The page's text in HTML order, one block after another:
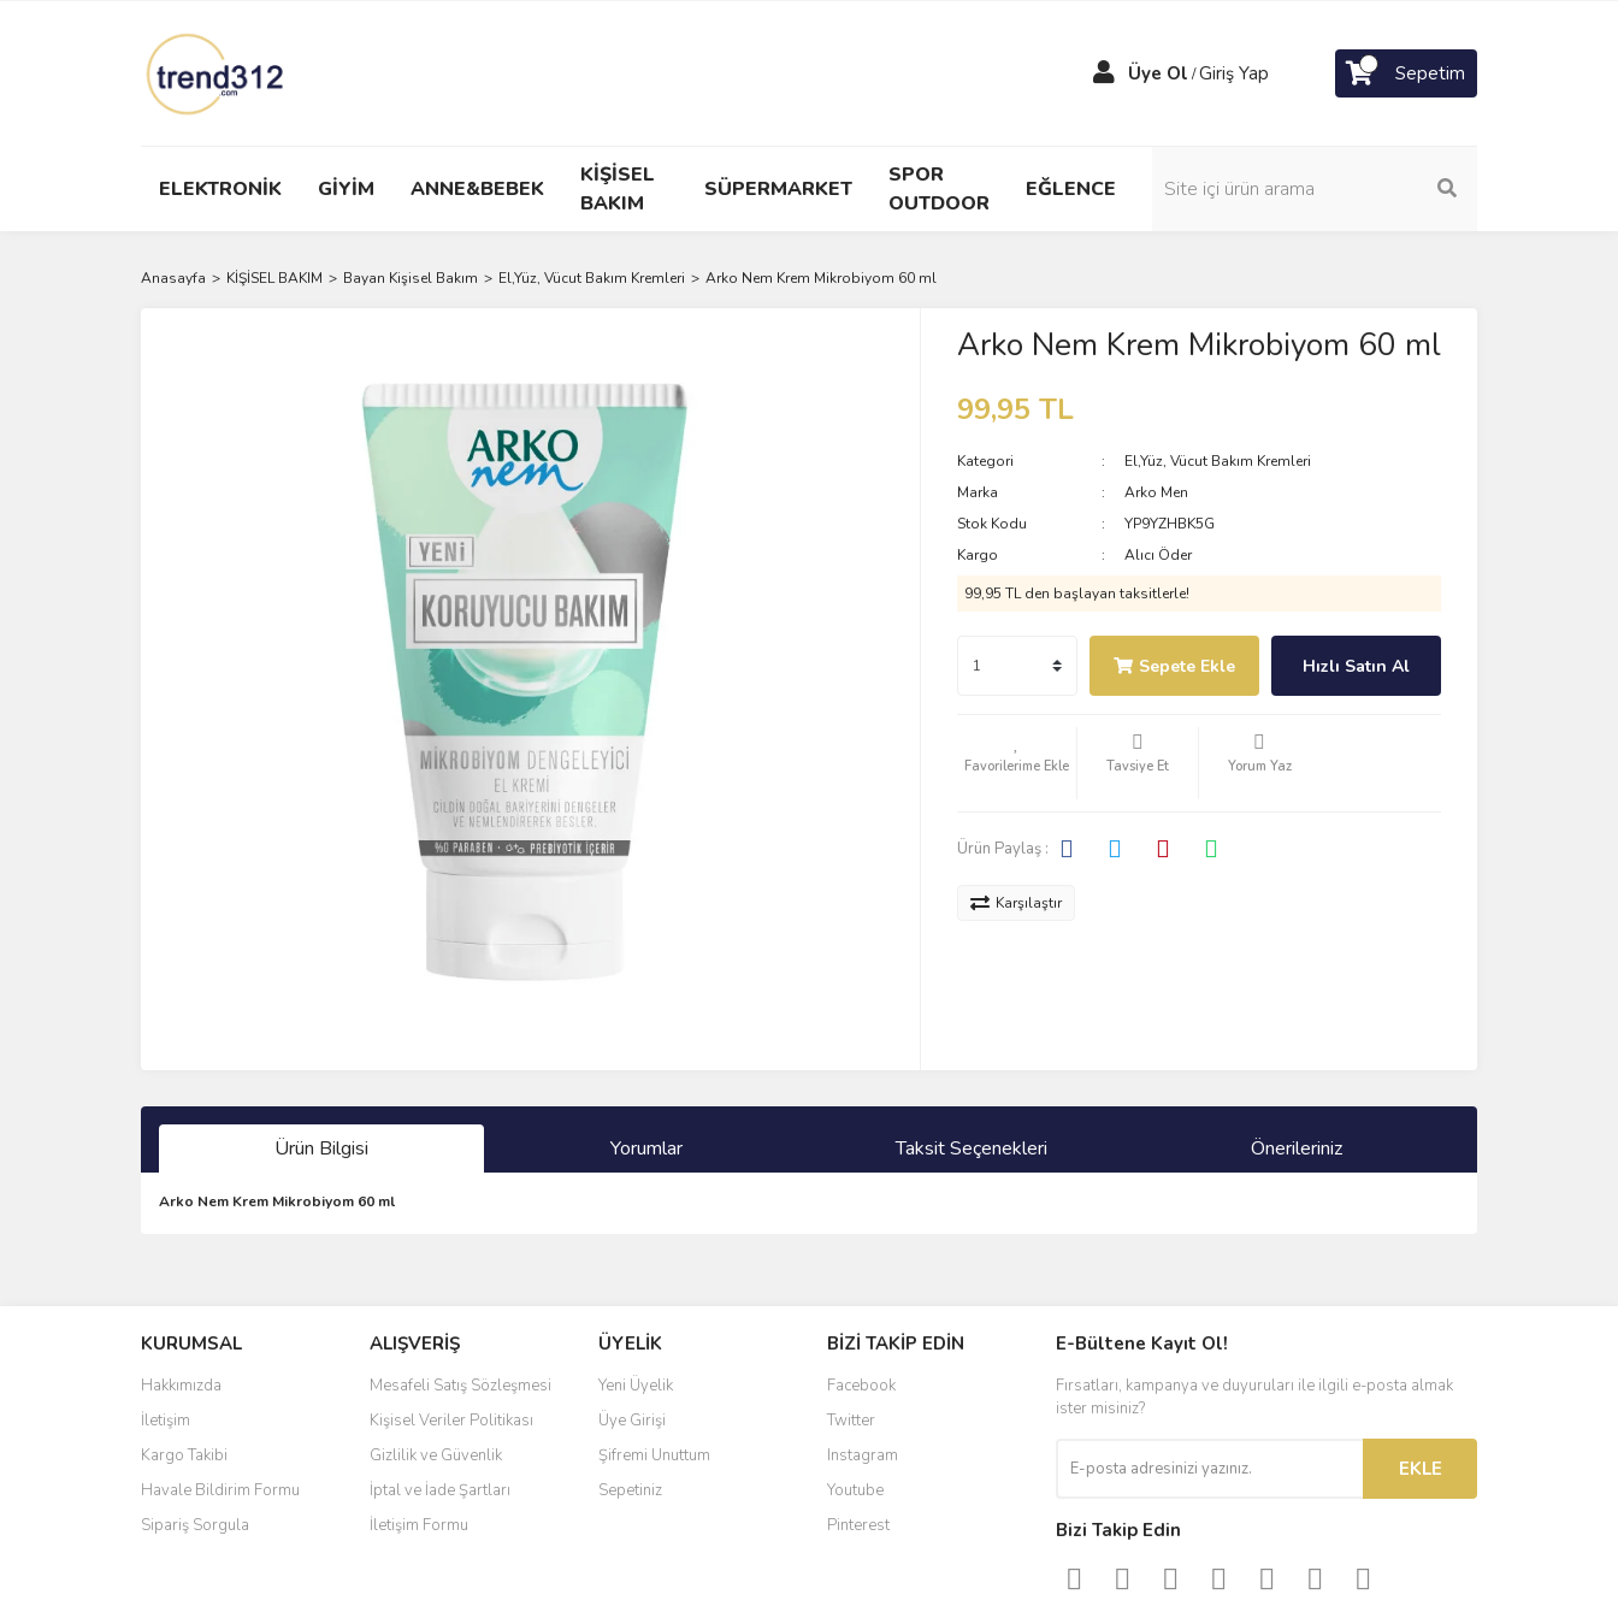
Üye Ol /Giriş Yap Sepetim
ELEKTRONİK GİYİM ANNE&BEBEK
KİŞİSEL
BAKIM
SÜPERMARKET
SPOR
OUTDOOR
EĞLENCE
Anasayfa KİŞİSEL BAKIM Bayan Kişisel Bakım El,Yüz, Vücut Bakım Kremleri Arko Nem Krem Mikrobiyom 60 ml
Arko Nem Krem Mikrobiyom 60 ml
99,95 TL
Kategori
El,Yüz, Vücut Bakım Kremleri
Marka
Arko Men
Stok Kodu
YP9YZHBK5G
Kargo
Alıcı Öder
99,95 TL den başlayan taksitlerle!
Sepete Ekle Hızlı Satın Al
Tavsiye Et Yorum Yaz
Ürün Paylaş :
Karşılaştır
Ürün Bilgisi Yorumlar Taksit Seçenekleri Önerileriniz
Arko Nem Krem Mikrobiyom 60 ml
Ürün resmi kalitesiz, bozuk veya görüntülenemiyor.
Ürün açıklamasında eksik bilgiler bulunuyor.
Ürün bilgilerinde hatalar bulunuyor.
Ürün fiyatı diğer sitelerden daha pahalı.
Bu ürüne benzer farklı alternatifler olmalı.
KURUMSAL
Hakkımızda
İletişim
Kargo Takibi
Havale Bildirim Formu
Sipariş Sorgula
ALIŞVERİŞ
Mesafeli Satış Sözleşmesi
Kişisel Veriler Politikası
Gizlilik ve Güvenlik
İptal ve İade Şartları
İletişim Formu
ÜYELİK
Yeni Üyelik
Üye Girişi
Şifremi Unuttum
Sepetiniz
BİZİ TAKİP EDİN
Facebook
Twitter
Instagram
Youtube
Pinterest
E-Bültene Kayıt Ol!
Fırsatları, kampanya ve duyuruları ile ilgili e-posta almak
ister misiniz?
EKLE
Bizi Takip Edin